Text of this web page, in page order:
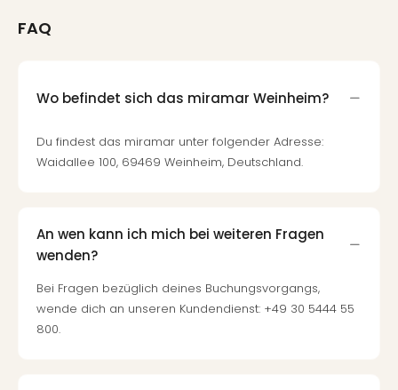
FAQ
Wo befindet sich das miramar Weinheim?
Du findest das miramar unter folgender Adresse:
Waidallee 100, 69469 Weinheim, Deutschland.
An wen kann ich mich bei weiteren Fragen
wenden?
Bei Fragen bezüglich deines Buchungsvorgangs,
wende dich an unseren Kundendienst: +49 30 5444 55
800.